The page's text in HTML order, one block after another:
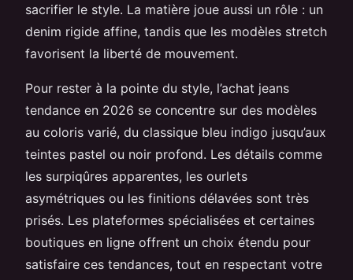
sacrifier le style. La matière joue aussi un rôle : un
denim rigide affine, tandis que les modèles stretch
favorisent la liberté de mouvement.
Pour rester à la pointe du style, l’achat jeans
tendance en 2026 se concentre sur des modèles
au coloris varié, du classique bleu indigo jusqu’aux
teintes pastel ou noir profond. Les détails comme
les surpiqûres apparentes, les ourlets
asymétriques ou les finitions délavées sont très
prisés. Les plateformes spécialisées et certaines
boutiques en ligne offrent un choix étendu pour
satisfaire ces tendances, tout en respectant votre